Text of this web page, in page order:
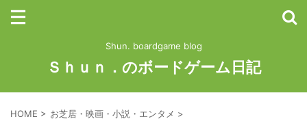
Shun. boardgame blog
Ｓｈｕｎ．のボードゲーム日記
HOME > お芝居・映画・小説・エンタメ >